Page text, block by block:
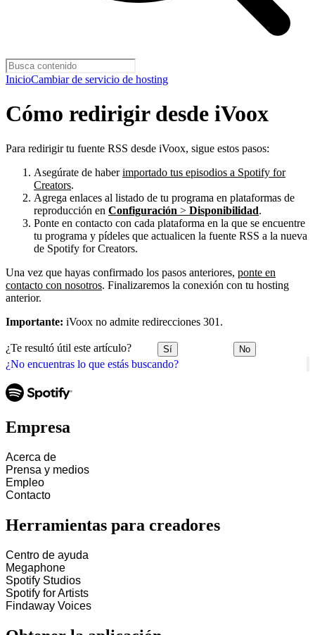
InicioCambiar de servicio de hosting
¿No encuentras lo que estás buscando?
Cómo redirigir desde iVoox
Para redirigir tu fuente RSS desde iVoox, sigue estos pasos:
Asegúrate de haberimportado tus episodios a Spotify for
Creators.
Agrega enlaces al listado de tu programa en plataformas de
reproducción en Configuración > Disponibilidad.
Ponte en contacto con cada plataforma en la que se encuentre
tu programa y pídeles que actualicen la fuente RSS a la nueva
de Spotify for Creators.
Una vez que hayas confirmado los pasos anteriores, ponte en
contacto con nosotros. Finalizaremos la conexión con tu hosting
anterior.
Importante: iVoox no admite redirecciones 301.
¿Te resultó útil este artículo? Sí No
Empresa
Acerca de
Prensa y medios
Empleo
Contacto
Herramientas para creadores
Centro de ayuda
Megaphone
Spotify Studios
Spotify for Artists
Findaway Voices